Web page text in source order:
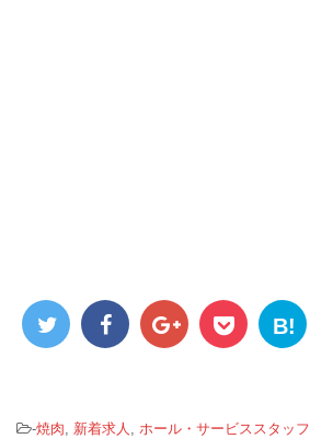
B!
-焼肉 新着求人 ホール・サービススタッフ